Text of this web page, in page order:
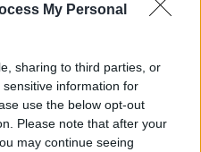
My Personal
sharing to third parties, or
information for
use the below opt-out
Please note that after your
may continue seeing
των υδάτων
συστήματα. Ο κ.
«ενίσχυσης και
που υπάρχουν στην
Θράκη ώστε να είναι